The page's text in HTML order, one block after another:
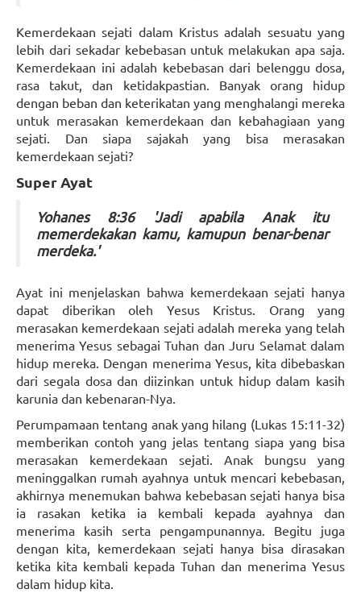
Kemerdekaan sejati dalam Kristus adalah sesuatu yang
lebih dari sekadar kebebasan untuk melakukan apa saja.
Kemerdekaan ini adalah kebebasan dari belenggu dosa,
rasa takut, dan ketidakpastian. Banyak orang hidup
dengan beban dan keterikatan yang menghalangi mereka
untuk merasakan kemerdekaan dan kebahagiaan yang
sejati. Dan siapa sajakah yang bisa merasakan
kemerdekaan sejati?
Super Ayat
Yohanes 8:36 'Jadi apabila Anak itu
memerdekakan kamu, kamupun benar-benar
merdeka.'
Ayat ini menjelaskan bahwa kemerdekaan sejati hanya
dapat diberikan oleh Yesus Kristus. Orang yang
merasakan kemerdekaan sejati adalah mereka yang telah
menerima Yesus sebagai Tuhan dan Juru Selamat dalam
hidup mereka. Dengan menerima Yesus, kita dibebaskan
dari segala dosa dan diizinkan untuk hidup dalam kasih
karunia dan kebenaran-Nya.
Perumpamaan tentang anak yang hilang (Lukas 15:11-32)
memberikan contoh yang jelas tentang siapa yang bisa
merasakan kemerdekaan sejati. Anak bungsu yang
meninggalkan rumah ayahnya untuk mencari kebebasan,
akhirnya menemukan bahwa kebebasan sejati hanya bisa
ia rasakan ketika ia kembali kepada ayahnya dan
menerima kasih serta pengampunannya. Begitu juga
dengan kita, kemerdekaan sejati hanya bisa dirasakan
ketika kita kembali kepada Tuhan dan menerima Yesus
dalam hidup kita.